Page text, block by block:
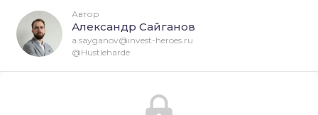
Автор
Александр Сайганов
a.sayganov@invest-heroes.ru
@Hustleharde